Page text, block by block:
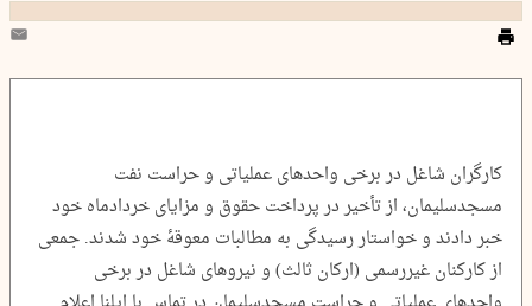
کارگران شاغل در برخی واحدهای عملیاتی و حراست نفت
مسجدسلیمان، از تأخیر در پرداخت حقوق و مزایای خردادماه خود
خبر دادند و خواستار رسیدگی به مطالبات معوقۀ خود شدند. جمعی
از کارکنان غیررسمی (ارکان ثالث) و نیروهای شاغل در برخی